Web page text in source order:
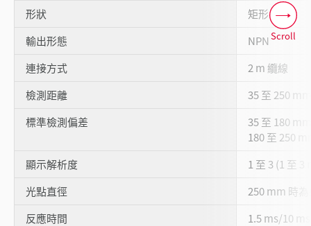
形狀
矩形
輸出形態
NPN
連接方式
2 m 纜線
檢測距離
35 至 250
標準檢測偏差
35 至 180
180 至 250
顯示解析度
1 至 3 (1 至 3
光點直徑
250 mm 時
反應時間
1.5 ms/10
Scroll